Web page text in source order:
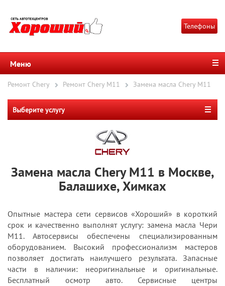
Телефоны
Меню
Ремонт Chery Ремонт Chery M11 Замена масла Chery M11
Выберите услугу
Замена масла Chery M11 в Москве,
Балашихе, Химках
Опытные мастера сети сервисов «Хороший» в короткий
срок и качественно выполнят услугу: замена масла Чери
М11. Автосервисы обеспечены специализированным
оборудованием. Высокий профессионализм мастеров
позволяет достигать наилучшего результата. Запасные
части в наличии: неоригинальные и оригинальные.
Бесплатный осмотр авто. Сервисные центры